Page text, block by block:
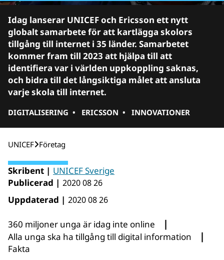
Idag lanserar UNICEF och Ericsson ett nytt
globalt samarbete för att kartlägga skolors
tillgång till internet i 35 länder. Samarbetet
kommer fram till 2023 att hjälpa till att
identifiera var i världen uppkoppling saknas,
och bidra till det långsiktiga målet att ansluta
varje skola till internet.
DIGITALISERING • ERICSSON • INNOVATIONER
UNICEF Företag
Skribent | UNICEF Sverige
Publicerad | 2020 08 26
Uppdaterad | 2020 08 26
360 miljoner unga är idag inte online |
Alla unga ska ha tillgång till digital information |
Fakta